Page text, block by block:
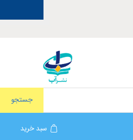
جستجو
سبد خرید